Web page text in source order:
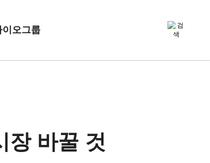
이오그룹
장 바꿀 것